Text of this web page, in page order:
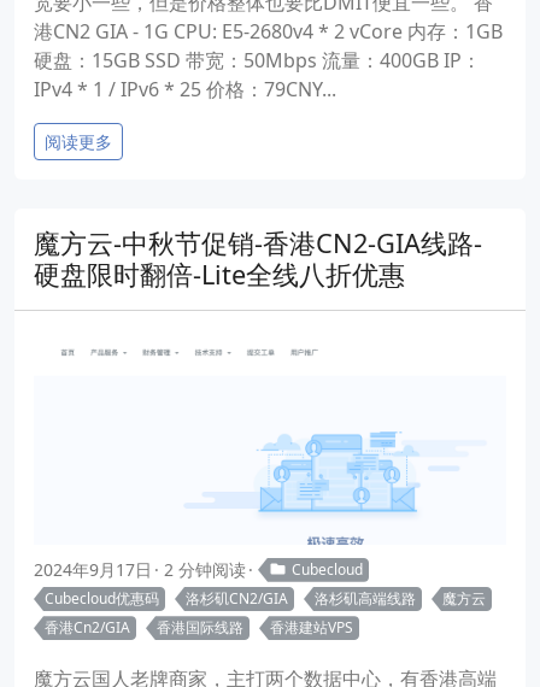
港CN2 GIA - 1G CPU: E5-2680v4 * 2 vCore 内存：1GB
硬盘：15GB SSD 带宽：50Mbps 流量：400GB IP：
IPv4 * 1 / IPv6 * 25 价格：79CNY...
阅读更多
魔方云-中秋节促销-香港CN2-GIA线路-
硬盘限时翻倍-Lite全线八折优惠
2024年9月17日 2 分钟阅读
Cubecloud
Cubecloud优惠码
洛杉矶CN2/GIA 洛杉矶高端线路
魔方云
香港Cn2/GIA
香港国际线路 香港建站VPS
魔方云国人老牌商家，主打两个数据中心，有香港高端